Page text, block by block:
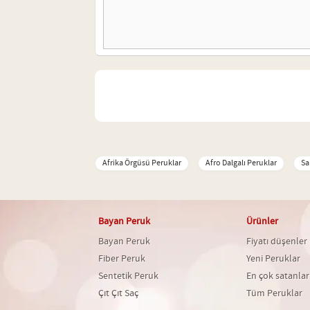
Afrika Örgüsü Peruklar Afro Dalgalı Peruklar
Bayan Peruk
Bayan Peruk
Fiber Peruk
Sentetik Peruk
Çıt Çıt Saç
Ürünler
Fiyatı düşenler
Yeni Peruklar
En çok satanlar
Tüm Peruklar